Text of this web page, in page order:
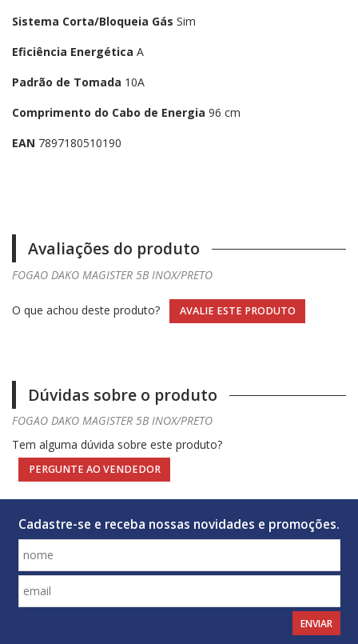
Sistema Corta/Bloqueia Gás Sim
Eficiência Energética A
Padrão de Tomada 10A
Comprimento do Cabo de Energia 96 cm
EAN 7897180510190
Avaliações do produto
FOGAO DAKO MAGISTER 5B INOX/PRETO
O que achou deste produto? AVALIE ESTE PRODUTO
Dúvidas sobre o produto
FOGAO DAKO MAGISTER 5B INOX/PRETO
Tem alguma dúvida sobre este produto?
PERGUNTE AO VENDEDOR
Cadastre-se e receba nossas novidades e promoções.
ENVIAR